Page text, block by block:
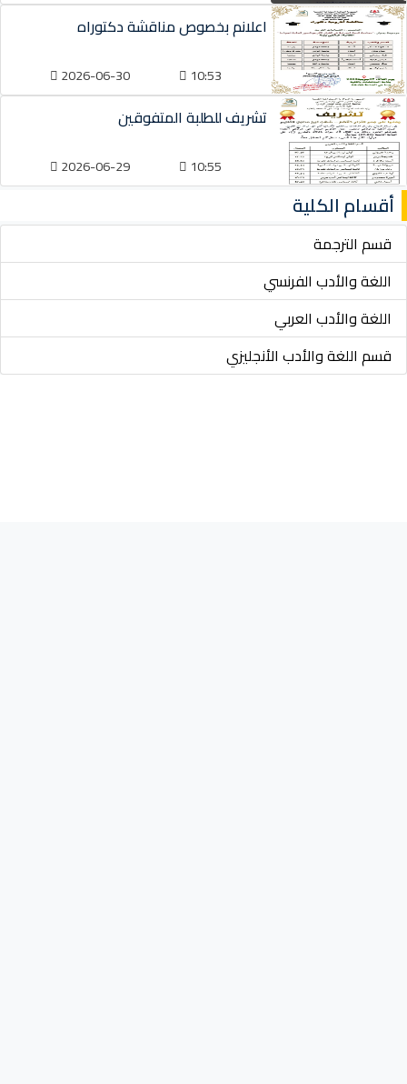
اعلانم بخصوص مناقشة دكتوراه
10:53
2026-06-30
تشريف للطلبة المتفوقين
10:55
2026-06-29
أقسام الكلية
قسم الترجمة
اللغة والأدب الفرنسي
اللغة والأدب العربي
قسم اللغة والأدب الأنجليزي